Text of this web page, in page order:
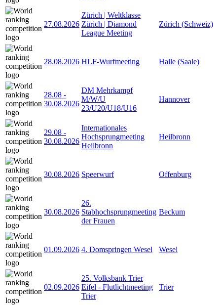
27.08.2026
Zürich | Weltklasse
Zürich | Diamond
League Meeting
Zürich (Schweiz)
28.08.2026 HLF-Wurfmeeting Halle (Saale)
28.08 -
30.08.2026
DM Mehrkampf
M/W/U
23/U20/U18/U16
Hannover
29.08 -
30.08.2026
Internationales
Hochsprungmeeting
Heilbronn
Heilbronn
30.08.2026 Speerwurf Offenburg
30.08.2026
26.
Stabhochsprungmeeting
der Frauen
Beckum
01.09.2026 4. Domspringen Wesel Wesel
02.09.2026
25. Volksbank Trier
Eifel - Flutlichtmeeting
Trier
Trier